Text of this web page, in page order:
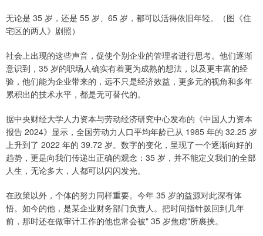
无论是 35 岁，还是 55 岁、65 岁，都可以活得依旧年轻。（图《住
宅区的两人》剧照）
社会上出现的这些声音，促使个别企业的管理者进行思考。他们逐渐
意识到，35 岁的职场人确实有着更为成熟的想法，以及更丰富的经
验，他们能为企业带来的，远不只是经济效益，更多元的视角和多年
累积出的技术水平，都是无可替代的。
据中央财经大学人力资本与劳动经济研究中心发布的《中国人力资本
报告 2024》显示，全国劳动力人口平均年龄已从 1985 年的 32.25 岁
上升到了 2022 年的 39.72 岁。数字的变化，呈现了一个逐渐向好的
趋势，更是向我们传递出正确的观念：35 岁，并不能定义我们的全部
人生，无论多大，人都可以闪闪发光。
在政策以外，个体的努力同样重要。今年 35 岁的益源对此深有体
悟。如今的他，是某企业财务部门负责人。把时间指针拨回到几年
前，那时还在做审计工作的他也常会被" 35 岁焦虑"所裹挟。